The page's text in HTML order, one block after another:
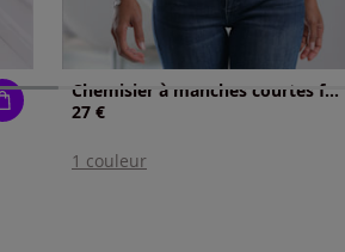
Chemisier à manches courtes fronces aux épaules
27 €
1 couleur